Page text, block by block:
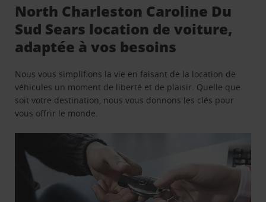
North Charleston Caroline Du
Sud Sears location de voiture,
adaptée à vos besoins
Nous vous simplifions la vie en faisant de la location de
véhicules un moment de liberté et de plaisir. Quelle que
soit votre destination, nous vous donnons les clés pour
vous offrir le monde.